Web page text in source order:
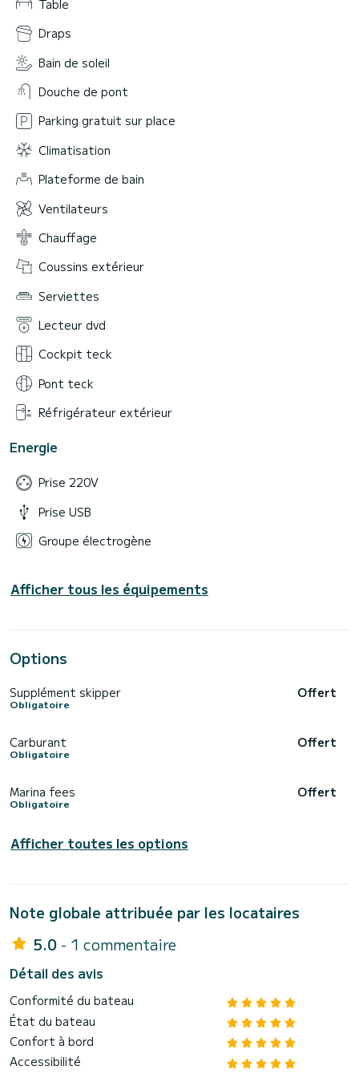
Table
Draps
Bain de soleil
Douche de pont
Parking gratuit sur place
Climatisation
Plateforme de bain
Ventilateurs
Chauffage
Coussins extérieur
Serviettes
Lecteur dvd
Cockpit teck
Pont teck
Réfrigérateur extérieur
Energie
Prise 220V
Prise USB
Groupe électrogène
Afficher tous les équipements
Options
Supplément skipper
Obligatoire
Offert
Carburant
Obligatoire
Offert
Marina fees
Obligatoire
Offert
Afficher toutes les options
Note globale attribuée par les locataires
5.0 - 1 commentaire
Détail des avis
Conformité du bateau
État du bateau
Confort à bord
Accessibilité